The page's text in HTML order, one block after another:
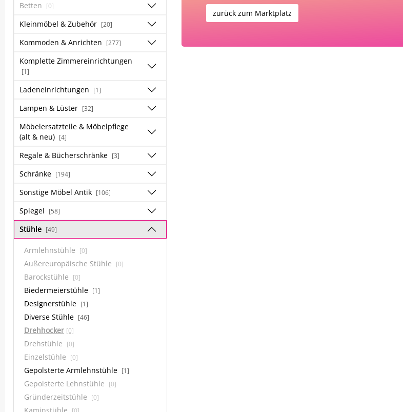
Betten [0]
Kleinmöbel & Zubehör [20]
Kommoden & Anrichten [277]
Komplette Zimmereinrichtungen
[1]
Ladeneinrichtungen [1]
Lampen & Lüster [32]
Möbelersatzteile & Möbelpflege
(alt & neu) [4]
Regale & Bücherschränke [3]
Schränke [194]
Sonstige Möbel Antik [106]
Spiegel [58]
Stühle [49]
Armlehnstühle [0]
Außereuropäische Stühle [0]
Barockstühle [0]
Biedermeierstühle [1]
Designerstühle [1]
Diverse Stühle [46]
Drehhocker [0]
Drehstühle [0]
Einzelstühle [0]
Gepolsterte Armlehnstühle [1]
Gepolsterte Lehnstühle [0]
Gründerzeitstühle [0]
zurück zum Marktplatz